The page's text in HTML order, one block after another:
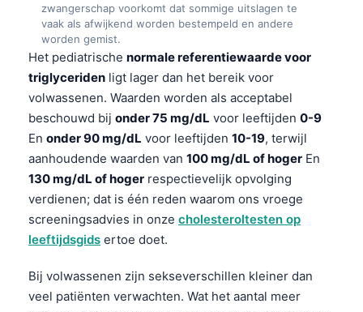
zwangerschap voorkomt dat sommige uitslagen te
vaak als afwijkend worden bestempeld en andere
worden gemist.
Het pediatrische normale referentiewaarde voor
triglyceriden ligt lager dan het bereik voor
volwassenen. Waarden worden als acceptabel
beschouwd bij onder 75 mg/dL voor leeftijden 0-9
En onder 90 mg/dL voor leeftijden 10-19, terwijl
aanhoudende waarden van 100 mg/dL of hoger En
130 mg/dL of hoger respectievelijk opvolging
verdienen; dat is één reden waarom ons vroege
screeningsadvies in onze cholesteroltesten op
leeftijdsgids ertoe doet.
Bij volwassenen zijn sekseverschillen kleiner dan
veel patiënten verwachten. Wat het aantal meer